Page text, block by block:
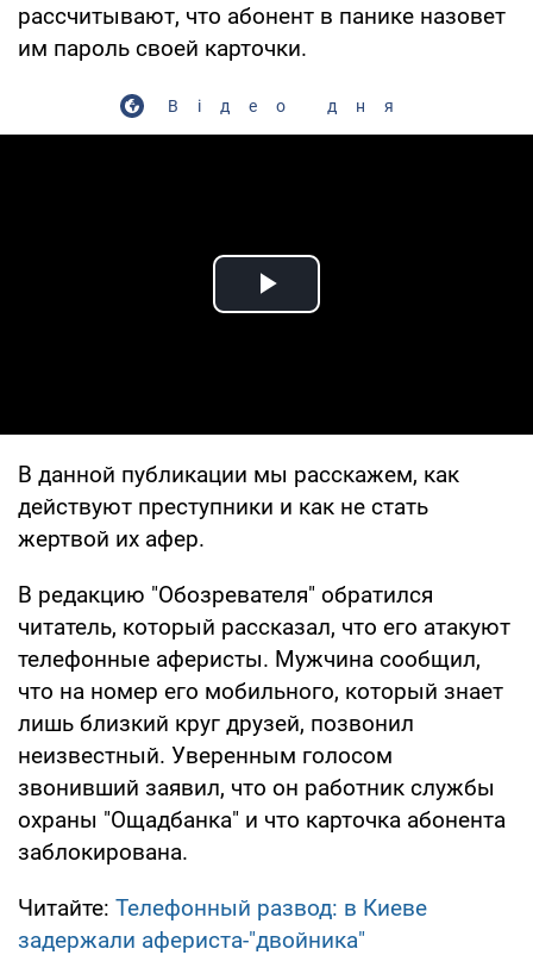
рассчитывают, что абонент в панике назовет
им пароль своей карточки.
Відео дня
Play Video
В данной публикации мы расскажем, как
действуют преступники и как не стать
жертвой их афер.
В редакцию "Обозревателя" обратился
читатель, который рассказал, что его атакуют
телефонные аферисты. Мужчина сообщил,
что на номер его мобильного, который знает
лишь близкий круг друзей, позвонил
неизвестный. Уверенным голосом
звонивший заявил, что он работник службы
охраны "Ощадбанка" и что карточка абонента
заблокирована.
Читайте: Телефонный развод: в Киеве
задержали афериста-"двойника"